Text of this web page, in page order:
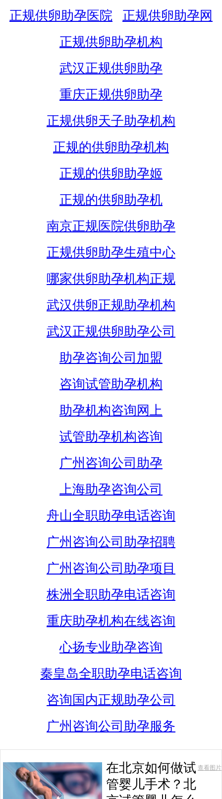
正规供卵助孕医院
正规供卵助孕网
正规供卵助孕机构
武汉正规供卵助孕
重庆正规供卵助孕
正规供卵天子助孕机构
正规的供卵助孕机构
正规的供卵助孕姬
正规的供卵助孕机
南京正规医院供卵助孕
正规供卵助孕生殖中心
哪家供卵助孕机构正规
武汉供卵正规助孕机构
武汉正规供卵助孕公司
助孕咨询公司加盟
咨询试管助孕机构
助孕机构咨询网上
试管助孕机构咨询
广州咨询公司助孕
上海助孕咨询公司
舟山全职助孕电话咨询
广州咨询公司助孕招聘
广州咨询公司助孕项目
株洲全职助孕电话咨询
重庆助孕机构在线咨询
心扬专业助孕咨询
秦皇岛全职助孕电话咨询
咨询国内正规助孕公司
广州咨询公司助孕服务
在北京如何做试
管婴儿手术？北
查看图片